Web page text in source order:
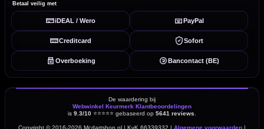
Betaal veilig met
iDEAL / Wero PayPal
Creditcard Sofort
Overboeking Bancontact (BE)
De waardering bij
Webwinkel Keurmerk Klantbeoordelingen
is 9.3/10 ⭐⭐⭐⭐⭐ gebaseerd op 5641 reviews
Copyright © 2016-2026 Mcdartshop.nl | KvK 66339332 | Algemene voorwaarden |